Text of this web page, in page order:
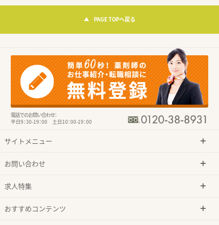
PAGE TOPへ戻る
電話でのお問い合わせ：
平日9：30-19：00 土日10：00-19：00
サイトメニュー
お問い合わせ
求人特集
おすすめコンテンツ